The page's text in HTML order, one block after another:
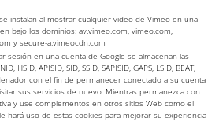
instalan al mostrar cualquier video de Vimeo en una
bajo los dominios: av.vimeo.com, vimeo.com,
y secure-a.vimeocdn.com
sesión en una cuenta de Google se almacenan las
HSID, APISID, SID, SSID, SAPISID, GAPS, LSID, BEAT,
con el fin de permanecer conectado a su cuenta
sus servicios de nuevo. Mientras permanezca con
y use complementos en otros sitios Web como el
hará uso de estas cookies para mejorar su experiencia